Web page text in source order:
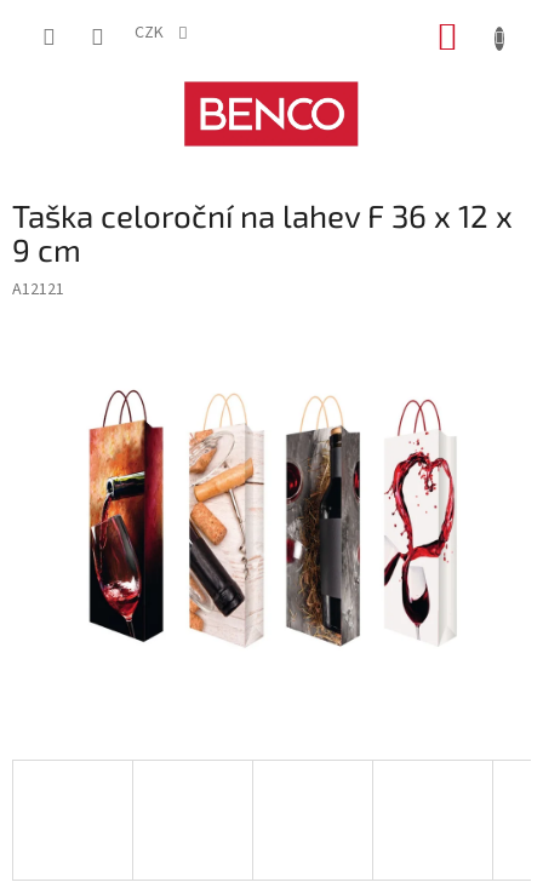
CZK
Taška celoroční na lahev F 36 x 12 x
9 cm
A12121